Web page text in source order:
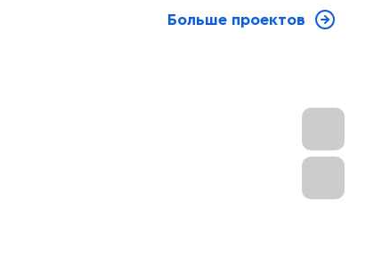
Больше проектов